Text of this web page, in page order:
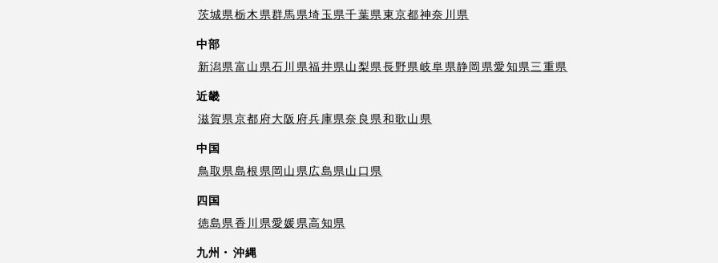
茨城県栃木県群馬県埼玉県千葉県東京都神奈川県
中部
新潟県富山県石川県福井県山梨県長野県岐阜県静岡県愛知県三重県
近畿
滋賀県京都府大阪府兵庫県奈良県和歌山県
中国
鳥取県島根県岡山県広島県山口県
四国
徳島県香川県愛媛県高知県
九州・沖縄